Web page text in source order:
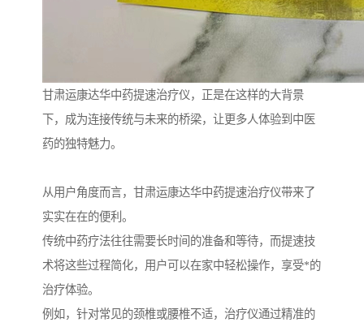
甘肃运康达华中药提速治疗仪，正是在这样的大背景
下，成为连接传统与未来的桥梁，让更多人体验到中医
药的独特魅力。
从用户角度而言，甘肃运康达华中药提速治疗仪带来了
实实在在的便利。
传统中药疗法往往需要长时间的准备和等待，而提速技
术将这些过程简化，用户可以在家中轻松操作，享受*的
治疗体验。
例如，针对常见的颈椎或腰椎不适，治疗仪通过精准的